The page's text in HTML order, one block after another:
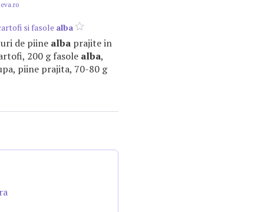
si fasole alba
de piine alba prajite in
200 g fasole alba,
piine prajita, 70-80 g